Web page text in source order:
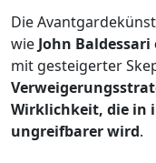
Die
wie John
mit gesteigerter
Wirklichkeit, die in
ungreifbarer wird.